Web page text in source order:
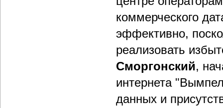
коммерческого
эффективно,
реализовать
Сморгонский,
интернета
данных и